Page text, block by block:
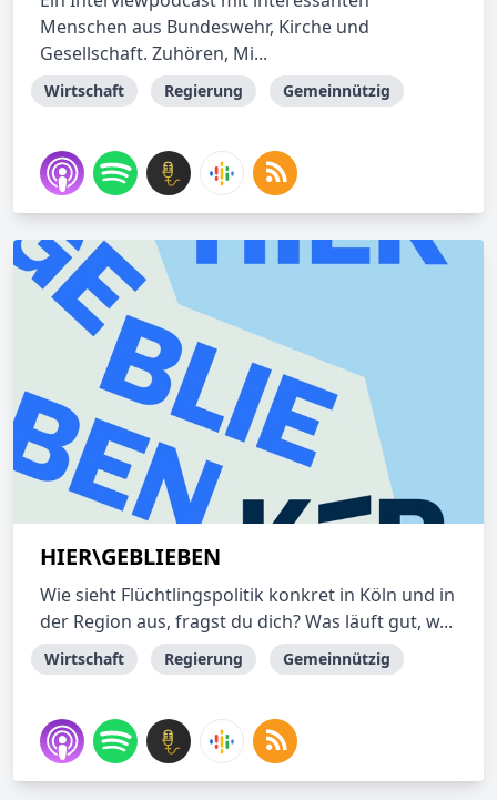
Menschen aus Bundeswehr, Kirche und
Gesellschaft. Zuhören, Mi...
Wirtschaft Regierung Gemeinnützig
HIER\GEBLIEBEN
Wie sieht Flüchtlingspolitik konkret in Köln und in
der Region aus, fragst du dich? Was läuft gut, w...
Wirtschaft Regierung Gemeinnützig